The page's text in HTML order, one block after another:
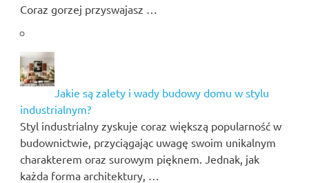
Coraz gorzej przyswajasz …
Jakie są zalety i wady budowy domu w stylu
industrialnym?
Styl industrialny zyskuje coraz większą popularność w
budownictwie, przyciągając uwagę swoim unikalnym
charakterem oraz surowym pięknem. Jednak, jak
każda forma architektury, …